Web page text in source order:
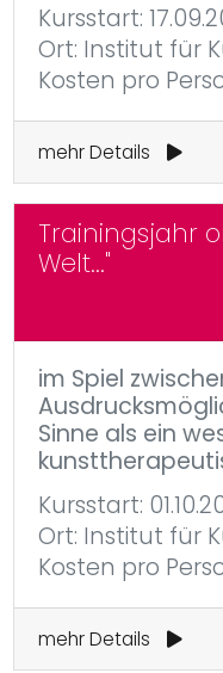
Kursstart:
Ort: Institut für
Kosten pro
mehr Details
Trainingsjahr
Welt..."
im Spiel
Sinne als ein
Kursstart:
Ort: Institut für
Kosten pro
mehr Details